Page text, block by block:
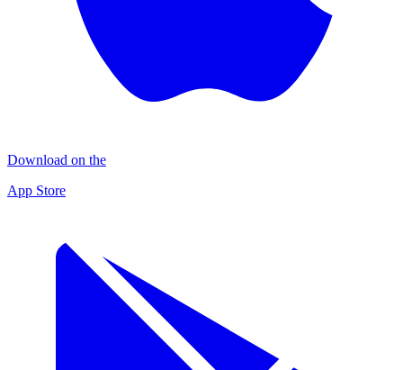
Download on the
App Store